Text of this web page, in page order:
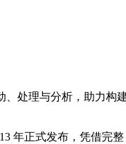
处理与分析，助力构
年正式发布，凭借完